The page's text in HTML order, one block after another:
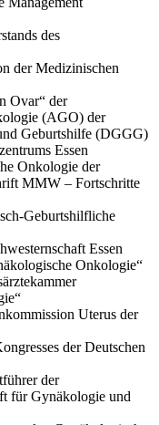
des
der Medizinischen
Ovar“ der
(AGO) der
Geburtshilfe (DGGG)
Essen
Onkologie der
MMW – Fortschritte
Geburtshilfliche
Essen
Onkologie“
Uterus der
der Deutschen
der
für Gynäkologie und